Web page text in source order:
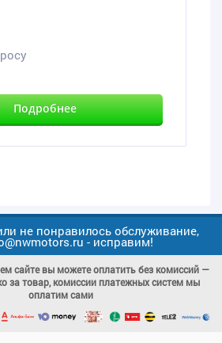
Подробнее
не понравилось обслуживание,
- исправим!
сайте вы можете оплатить без комиссий —
за товар, комиссии платежных систем мы
оплатим сами